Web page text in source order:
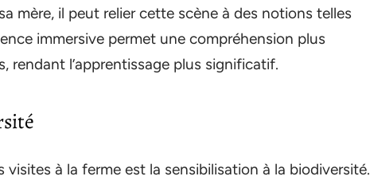
mère, il peut relier cette scène à des notions telles
immersive permet une compréhension plus
l’apprentissage plus significatif.
à la ferme est la sensibilisation à la biodiversité.